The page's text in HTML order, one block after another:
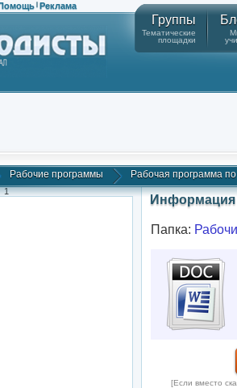
| Реклама
Группы
Тематические
площадки
Рабочие программы Рабочая программа
1
Информация
Папка:
[Если вместо